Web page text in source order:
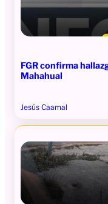
FGR confirma
Mahahual
Jesús Caamal